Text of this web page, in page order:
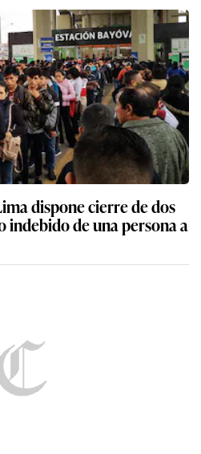
dispone cierre de dos
indebido de una persona a